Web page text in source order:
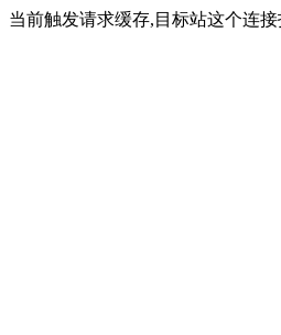
当前触发请求缓存,目标站这个连